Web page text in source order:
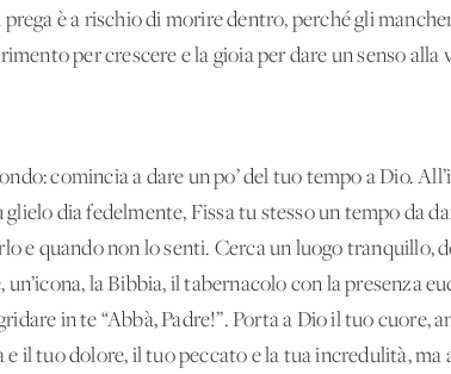
è a rischio di morire dentro, perché gli
per crescere e la gioia per dare un senso alla
comincia a dare un po’ del tuo tempo a Dio.
dia fedelmente, Fissa tu stesso un tempo da
e quando non lo senti. Cerca un luogo tranquillo,
la Bibbia, il tabernacolo con la presenza
in te “Abbà, Padre!”. Porta a Dio il tuo cuore,
il tuo dolore, il tuo peccato e la tua incredulità, ma